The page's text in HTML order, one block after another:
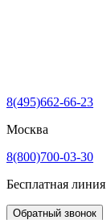
8(495)662-66-23
Москва
8(800)700-03-30
Бесплатная линия
Обратный звонок